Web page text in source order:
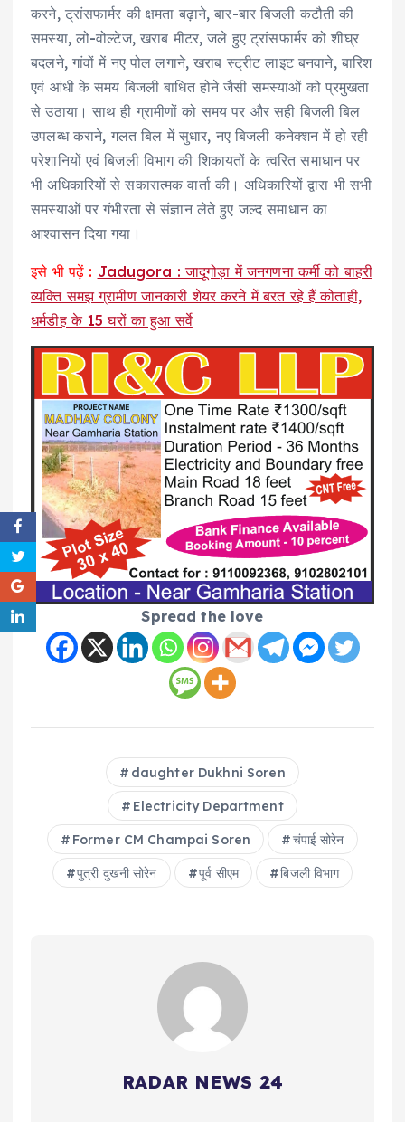
करने, ट्रांसफार्मर की क्षमता बढ़ाने, बार-बार बिजली कटौती की
समस्या, लो-वोल्टेज, खराब मीटर, जले हुए ट्रांसफार्मर को शीघ्र
बदलने, गांवों में नए पोल लगाने, खराब स्ट्रीट लाइट बनवाने, बारिश
एवं आंधी के समय बिजली बाधित होने जैसी समस्याओं को प्रमुखता
से उठाया। साथ ही ग्रामीणों को समय पर और सही बिजली बिल
उपलब्ध कराने, गलत बिल में सुधार, नए बिजली कनेक्शन में हो रही
परेशानियों एवं बिजली विभाग की शिकायतों के त्वरित समाधान पर
भी अधिकारियों से सकारात्मक वार्ता की। अधिकारियों द्वारा भी सभी
समस्याओं पर गंभीरता से संज्ञान लेते हुए जल्द समाधान का
आश्वासन दिया गया।
इसे भी पढ़ें : Jadugora : जादूगोड़ा में जनगणना कर्मी को बाहरी
व्यक्ति समझ ग्रामीण जानकारी शेयर करने में बरत रहे हैं कोताही,
धर्मडीह के 15 घरों का हुआ सर्वे
Spread the love
daughter Dukhni Soren
Electricity Department
Former CM Champai Soren चंपाई सोरेन
पुत्री दुखनी सोरेन पूर्व सीएम बिजली विभाग
RADAR NEWS 24